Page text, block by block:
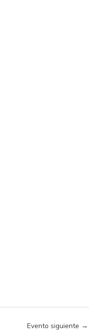
Evento siguiente →